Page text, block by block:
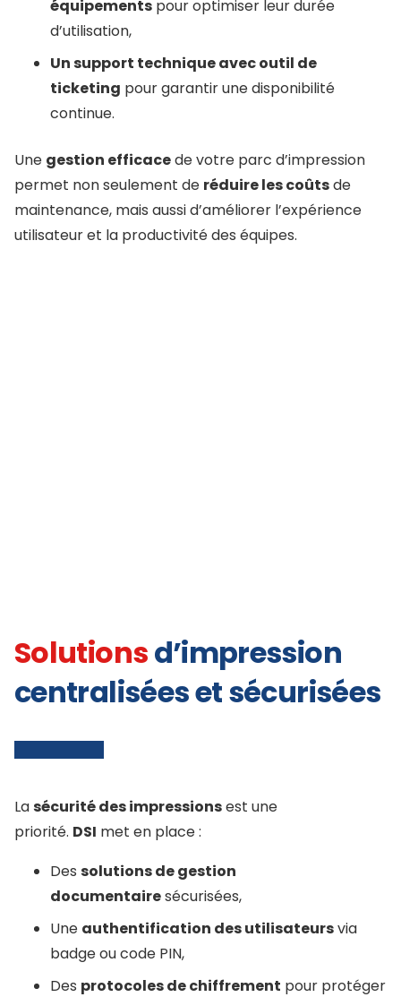
équipements pour optimiser leur durée
d’utilisation,
Un support technique avec outil de
ticketing pour garantir une disponibilité
continue.
Une gestion efficacede votre parc d’impression
permet non seulement de réduire les coûtsde
maintenance, mais aussi d’améliorer l’expérience
utilisateur et la productivité des équipes.
Solutionsd’impression
centralisées et sécurisées
Lasécurité des impressionsest une
priorité. DSI met en place :
Des solutions de gestion
documentairesécurisées,
Une authentification des utilisateursvia
badge ou code PIN,
Des protocoles de chiffrement pour protéger